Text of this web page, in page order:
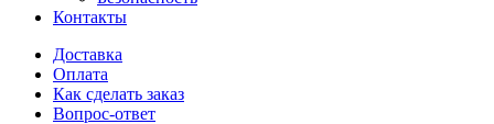
Контакты
Доставка
Оплата
Как сделать заказ
Вопрос-ответ